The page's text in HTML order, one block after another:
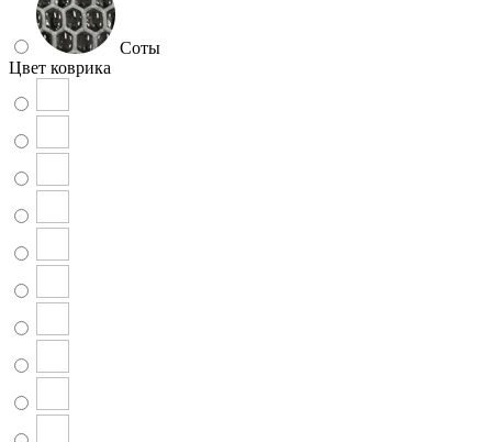
Соты
Цвет коврика